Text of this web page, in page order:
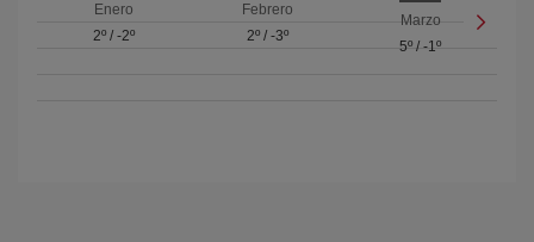
Enero
2º/ -2º
Febrero
2º/ -3º
Marzo
5º /-1º